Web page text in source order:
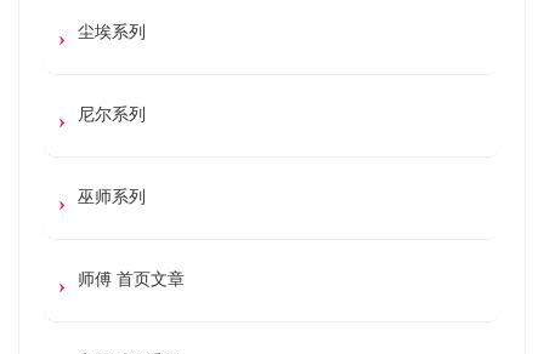
尘埃系列
尼尔系列
巫师系列
师傅 首页文章